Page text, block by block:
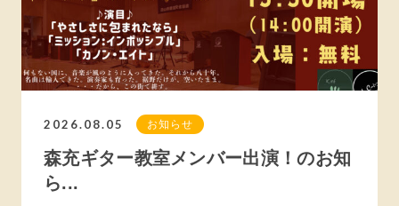
2026.08.05 お知らせ
森充ギター教室メンバー出演！のお知
ら...